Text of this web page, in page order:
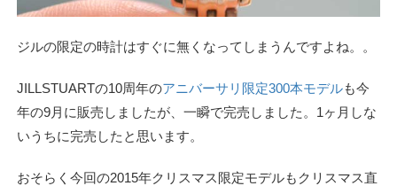
ジルの限定の時計はすぐに無くなってしまうんですよね。。
JILLSTUARTの10周年のアニバーサリ限定300本モデルも今
年の9月に販売しましたが、一瞬で完売しました。1ヶ月しな
いうちに完売したと思います。
おそらく今回の2015年クリスマス限定モデルもクリスマス直